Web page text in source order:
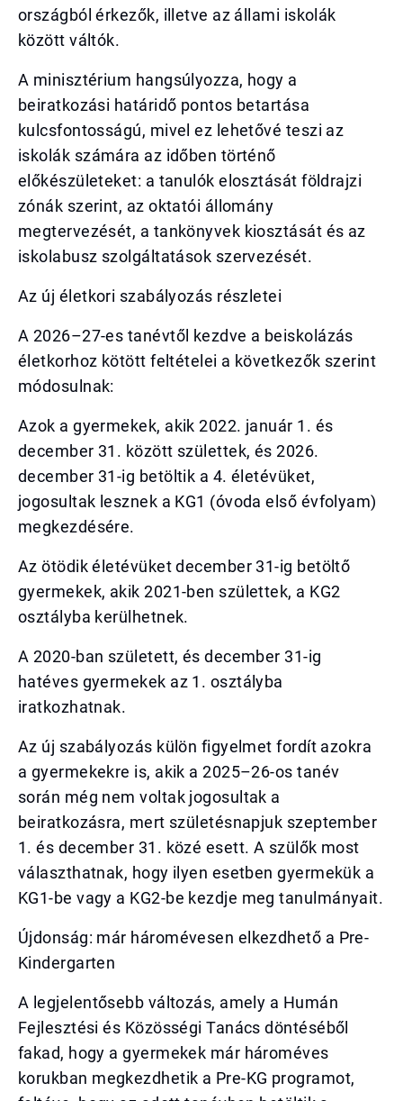
országból érkezők, illetve az állami iskolák
között váltók.
A minisztérium hangsúlyozza, hogy a
beiratkozási határidő pontos betartása
kulcsfontosságú, mivel ez lehetővé teszi az
iskolák számára az időben történő
előkészületeket: a tanulók elosztását földrajzi
zónák szerint, az oktatói állomány
megtervezését, a tankönyvek kiosztását és az
iskolabusz szolgáltatások szervezését.
Az új életkori szabályozás részletei
A 2026–27-es tanévtől kezdve a beiskolázás
életkorhoz kötött feltételei a következők szerint
módosulnak:
Azok a gyermekek, akik 2022. január 1. és
december 31. között születtek, és 2026.
december 31-ig betöltik a 4. életévüket,
jogosultak lesznek a KG1 (óvoda első évfolyam)
megkezdésére.
Az ötödik életévüket december 31-ig betöltő
gyermekek, akik 2021-ben születtek, a KG2
osztályba kerülhetnek.
A 2020-ban született, és december 31-ig
hatéves gyermekek az 1. osztályba
iratkozhatnak.
Az új szabályozás külön figyelmet fordít azokra
a gyermekekre is, akik a 2025–26-os tanév
során még nem voltak jogosultak a
beiratkozásra, mert születésnapjuk szeptember
1. és december 31. közé esett. A szülők most
választhatnak, hogy ilyen esetben gyermekük a
KG1-be vagy a KG2-be kezdje meg tanulmányait.
Újdonság: már háromévesen elkezdhető a Pre-
Kindergarten
A legjelentősebb változás, amely a Humán
Fejlesztési és Közösségi Tanács döntéséből
fakad, hogy a gyermekek már hároméves
korukban megkezdhetik a Pre-KG programot,